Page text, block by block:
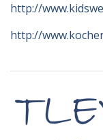
http://
http://